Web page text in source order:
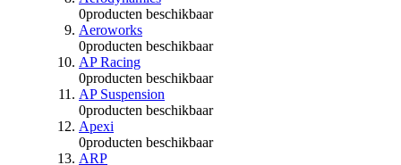
0producten beschikbaar
Aeroworks
0producten beschikbaar
AP Racing
0producten beschikbaar
AP Suspension
0producten beschikbaar
Apexi
0producten beschikbaar
ARP